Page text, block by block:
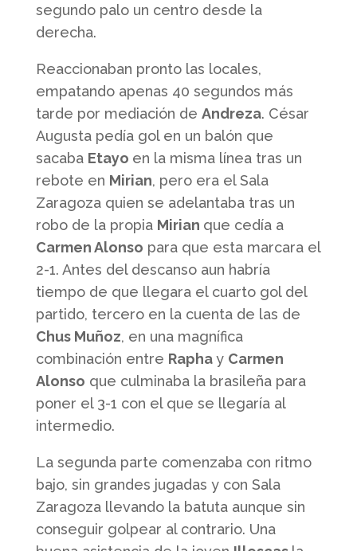
segundo palo un centro desde la
derecha.
Reaccionaban pronto las locales,
empatando apenas 40 segundos más
tarde por mediación de Andreza. César
Augusta pedía gol en un balón que
sacaba Etayo en la misma línea tras un
rebote en Mirian, pero era el Sala
Zaragoza quien se adelantaba tras un
robo de la propia Mirian que cedía a
Carmen Alonso para que esta marcara el
2-1. Antes del descanso aun habría
tiempo de que llegara el cuarto gol del
partido, tercero en la cuenta de las de
Chus Muñoz, en una magnífica
combinación entre Raphay Carmen
Alonso que culminaba la brasileña para
poner el 3-1 con el que se llegaría al
intermedio.
La segunda parte comenzaba con ritmo
bajo, sin grandes jugadas y con Sala
Zaragoza llevando la batuta aunque sin
conseguir golpear al contrario. Una